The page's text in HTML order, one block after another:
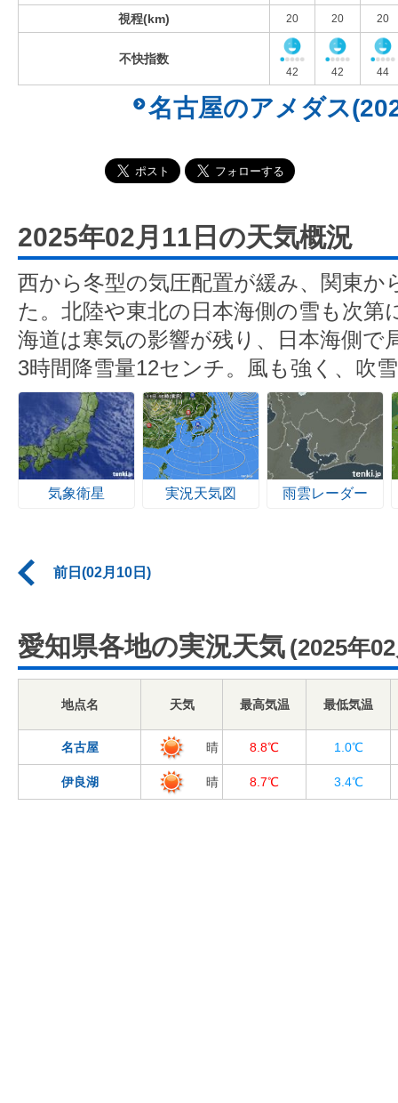
視程(km) 20 20 20
不快指数
42 42 44
名古屋のアメダス
2025年02月11日の天気概況
西から冬型の気圧配置が緩み、関東か
た。北陸や東北の日本海側の雪も次第
海道は寒気の影響が残り、日本海側で
3時間降雪量12センチ。風も強く、吹
気象衛星 実況天気図 雨雲レーダー
前日(02月10日)
愛知県各地の実況天気 (2025年
地点名 天気 最高気温 最低気温
名古屋 晴 8.8℃ 1.0℃
伊良湖 晴 8.7℃ 3.4℃